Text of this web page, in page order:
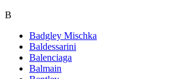
B
Badgley Mischka
Baldessarini
Balenciaga
Balmain